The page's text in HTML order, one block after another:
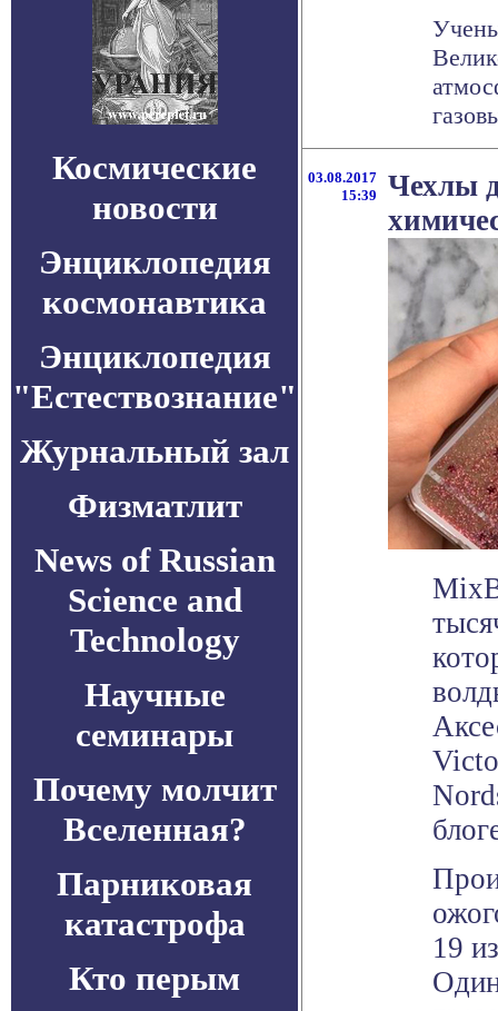
Космические
новости
Энциклопедия
космонавтика
Энциклопедия
"Естествознание"
Журнальный зал
Физматлит
News of Russian
Science and
Technology
Научные
семинары
Почему молчит
Вселенная?
Парниковая
катастрофа
Кто перым
03.08.2017
15:39
Чехлы
19